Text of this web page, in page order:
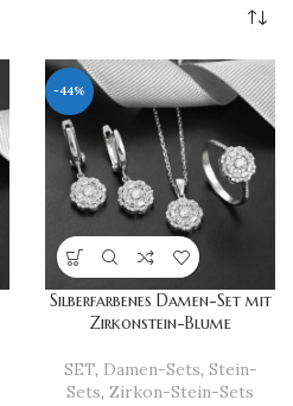
-44%
Silberfarbenes Damen-Set mit
Zirkonstein-Blume
SET, Damen-Sets, Stein-
Sets, Zirkon-Stein-Sets